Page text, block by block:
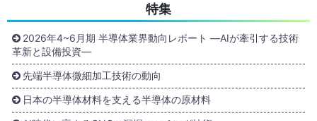
特集
2026年4~6月期 半導体業界動向レポート ―AIが牽引する技術
革新と設備投資―
先端半導体微細加工技術の動向
日本の半導体材料を支える半導体の原材料